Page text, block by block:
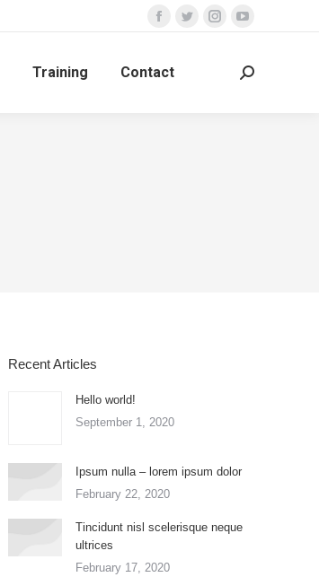
Training Contact
Recent Articles
Hello world!
September 1, 2020
Ipsum nulla – lorem ipsum dolor
February 22, 2020
Tincidunt nisl scelerisque neque
ultrices
February 17, 2020